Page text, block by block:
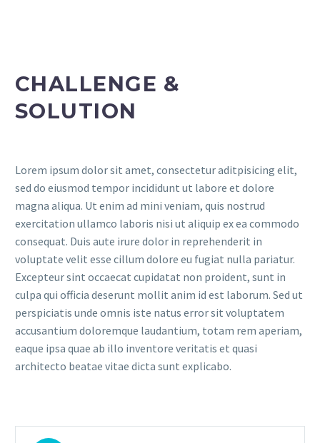
CHALLENGE &
SOLUTION
Lorem ipsum dolor sit amet, consectetur aditpisicing elit,
sed do eiusmod tempor incididunt ut labore et dolore
magna aliqua. Ut enim ad mini veniam, quis nostrud
exercitation ullamco laboris nisi ut aliquip ex ea commodo
consequat. Duis aute irure dolor in reprehenderit in
voluptate velit esse cillum dolore eu fugiat nulla pariatur.
Excepteur sint occaecat cupidatat non proident, sunt in
culpa qui officia deserunt mollit anim id est laborum. Sed ut
perspiciatis unde omnis iste natus error sit voluptatem
accusantium doloremque laudantium, totam rem aperiam,
eaque ipsa quae ab illo inventore veritatis et quasi
architecto beatae vitae dicta sunt explicabo.